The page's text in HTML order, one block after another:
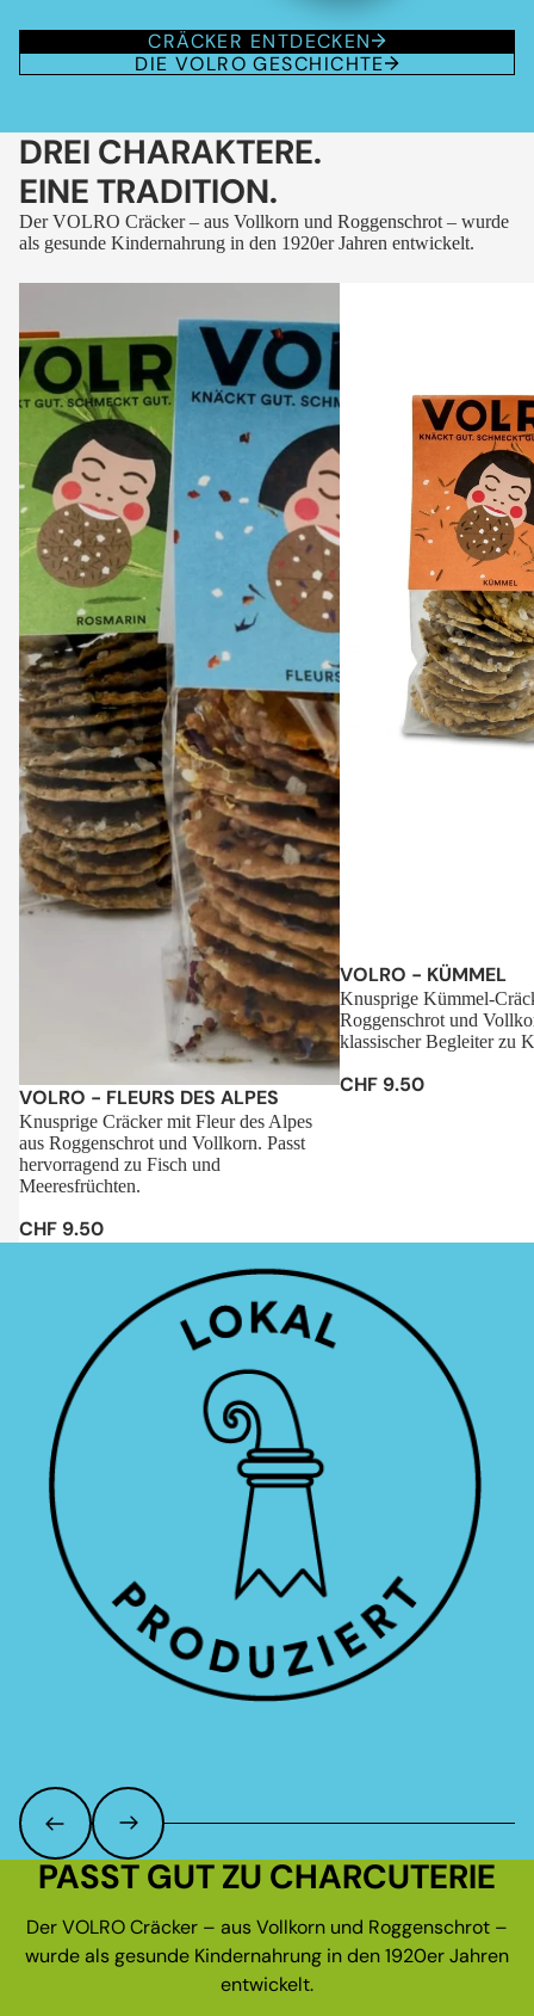
CRÄCKER ENTDECKEN
DIE VOLRO GESCHICHTE
DREI CHARAKTERE.
EINE TRADITION.
Der VOLRO Cräcker – aus Vollkorn und Roggenschrot – wurde
als gesunde Kindernahrung in den 1920er Jahren entwickelt.
FLEURS
DES
ALPES
Sale
VOLRO - FLEURS DES ALPES
Knusprige Cräcker mit Fleur des Alpes
aus Roggenschrot und Vollkorn. Passt
hervorragend zu Fisch und
Meeresfrüchten.
CHF 9.50
KÜMMEL
Sale
VOLRO - KÜMMEL
Knusprige Kümmel-
Roggenschrot und
klassischer Begleiter zu
CHF 9.50
PASST GUT ZU CHARCUTERIE
Der VOLRO Cräcker – aus Vollkorn und Roggenschrot –
wurde als gesunde Kindernahrung in den 1920er Jahren
entwickelt.